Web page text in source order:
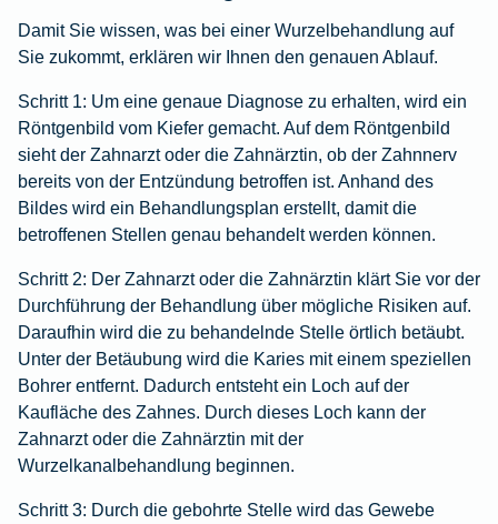
Damit Sie wissen, was bei einer Wurzelbehandlung auf
Sie zukommt, erklären wir Ihnen den genauen Ablauf.
Schritt 1: Um eine genaue Diagnose zu erhalten, wird ein
Röntgenbild vom Kiefer gemacht. Auf dem Röntgenbild
sieht der Zahnarzt oder die Zahnärztin, ob der Zahnnerv
bereits von der Entzündung betroffen ist. Anhand des
Bildes wird ein Behandlungsplan erstellt, damit die
betroffenen Stellen genau behandelt werden können.
Schritt 2: Der Zahnarzt oder die Zahnärztin klärt Sie vor der
Durchführung der Behandlung über mögliche Risiken auf.
Daraufhin wird die zu behandelnde Stelle örtlich betäubt.
Unter der Betäubung wird die Karies mit einem speziellen
Bohrer entfernt. Dadurch entsteht ein Loch auf der
Kaufläche des Zahnes. Durch dieses Loch kann der
Zahnarzt oder die Zahnärztin mit der
Wurzelkanalbehandlung beginnen.
Schritt 3: Durch die gebohrte Stelle wird das Gewebe